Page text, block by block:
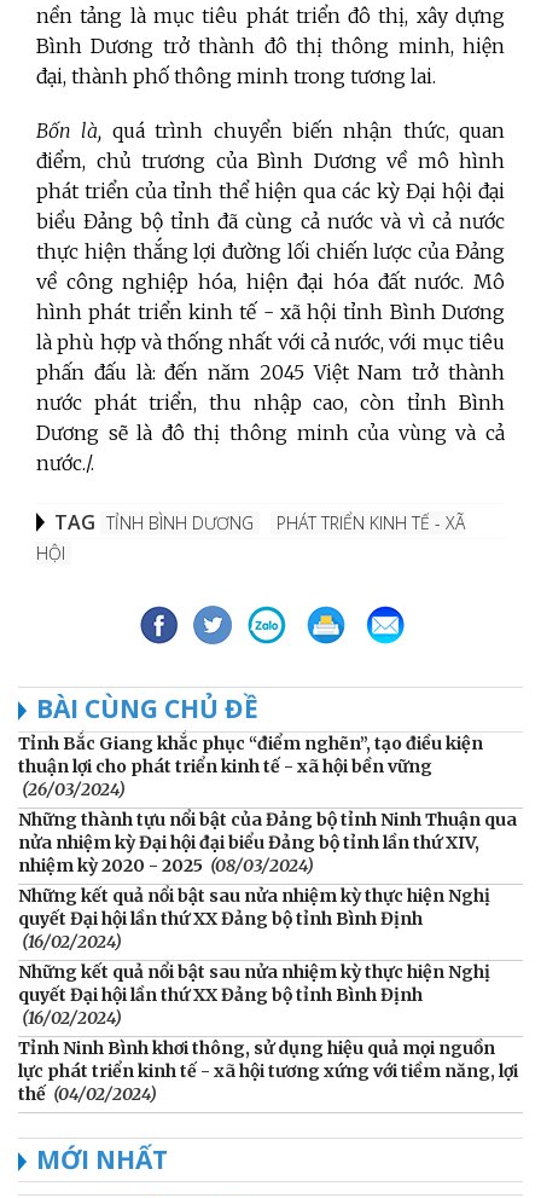
nền tảng là mục tiêu phát triển đô thị, xây dựng
Bình Dương trở thành đô thị thông minh, hiện
đại, thành phố thông minh trong tương lai.
Bốn là, quá trình chuyển biến nhận thức, quan
điểm, chủ trương của Bình Dương về mô hình
phát triển của tỉnh thể hiện qua các kỳ Đại hội đại
biểu Đảng bộ tỉnh đã cùng cả nước và vì cả nước
thực hiện thắng lợi đường lối chiến lược của Đảng
về công nghiệp hóa, hiện đại hóa đất nước. Mô
hình phát triển kinh tế - xã hội tỉnh Bình Dương
là phù hợp và thống nhất với cả nước, với mục tiêu
phấn đấu là: đến năm 2045 Việt Nam trở thành
nước phát triển, thu nhập cao, còn tỉnh Bình
Dương sẽ là đô thị thông minh của vùng và cả
nước./.
TAG TỈNH BÌNH DƯƠNG
PHÁT TRIỂN KINH TẾ - XÃ
HỘI
BÀI CÙNG CHỦ ĐỀ
Tỉnh Bắc Giang khắc phục “điểm nghẽn”, tạo điều kiện
thuận lợi cho phát triển kinh tế - xã hội bền vững
(26/03/2024)
Những thành tựu nổi bật của Đảng bộ tỉnh Ninh Thuận qua
nửa nhiệm kỳ Đại hội đại biểu Đảng bộ tỉnh lần thứ XIV,
nhiệm kỳ 2020 - 2025 (08/03/2024)
Những kết quả nổi bật sau nửa nhiệm kỳ thực hiện Nghị
quyết Đại hội lần thứ XX Đảng bộ tỉnh Bình Định
(16/02/2024)
Những kết quả nổi bật sau nửa nhiệm kỳ thực hiện Nghị
quyết Đại hội lần thứ XX Đảng bộ tỉnh Bình Định
(16/02/2024)
Tỉnh Ninh Bình khơi thông, sử dụng hiệu quả mọi nguồn
lực phát triển kinh tế - xã hội tương xứng với tiềm năng, lợi
thế (04/02/2024)
MỚI NHẤT